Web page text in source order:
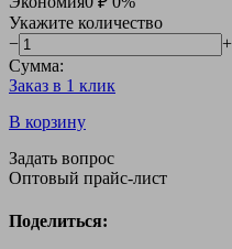
Укажите количество
−
+
Сумма:
Заказ в 1 клик
В корзину
Задать вопрос
Оптовый прайс-лист
Поделиться: